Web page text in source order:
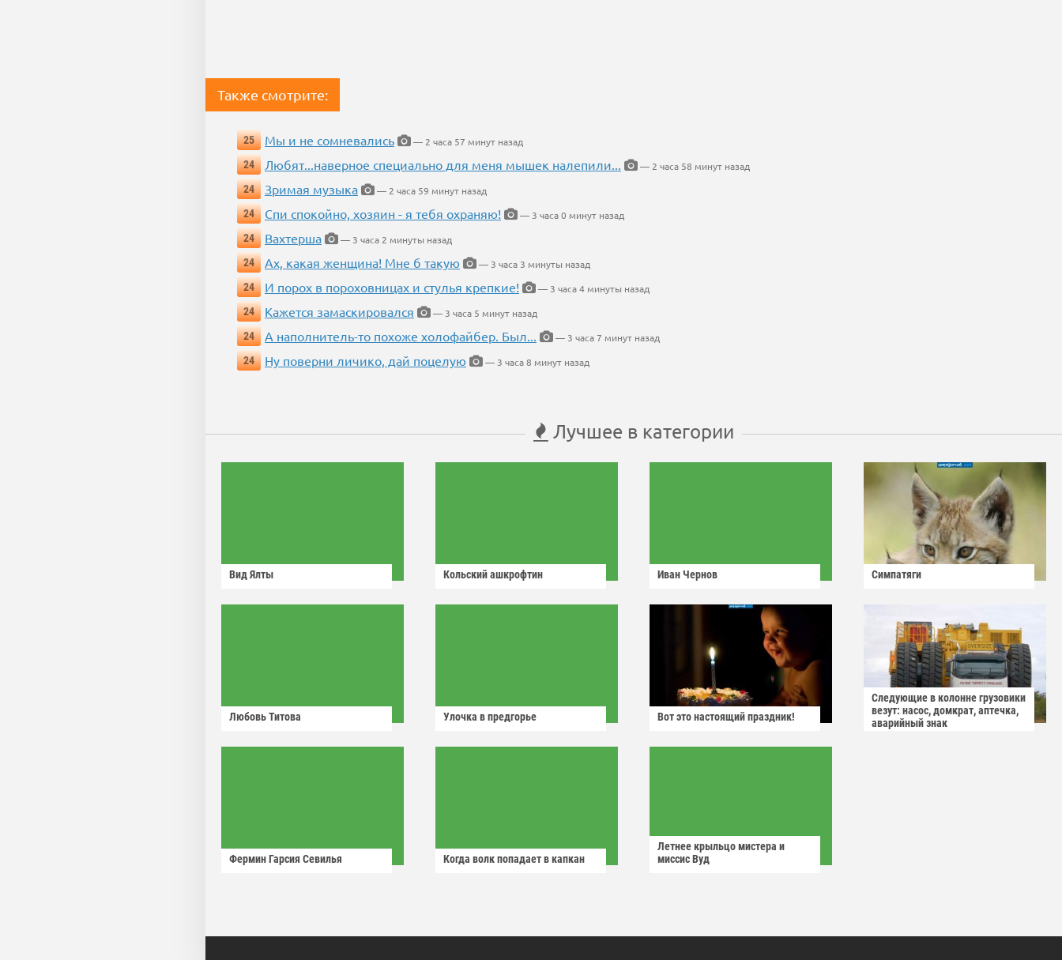
Также смотрите:
25 Мы и не сомневались
— 2 часа 57 минут назад
24
Любят...наверное специально для меня мышек налепили...
— 2 часа 58 минут назад
24
Зримая музыка
— 2 часа 59 минут назад
24
Спи спокойно, хозяин - я тебя охраняю!
— 3 часа 0 минут назад
24
Вахтерша
— 3 часа 2 минуты назад
24
Ах, какая женщина! Мне б такую
— 3 часа 3 минуты назад
24
И порох в пороховницах и стулья крепкие!
— 3 часа 4 минуты назад
24
Кажется замаскировался
— 3 часа 5 минут назад
24
А наполнитель-то похоже холофайбер. Был...
— 3 часа 7 минут назад
24
Ну поверни личико, дай поцелую — 3 часа 8 минут назад
Лучшее в категории
Вид Ялты Кольский ашкрофтин Иван Чернов Симпатяги
Любовь Титова Улочка в предгорье Вот это настоящий праздник!
Следующие в колонне грузовики
везут: насос, домкрат, аптечка,
аварийный знак
Фермин Гарсия Севилья Когда волк попадает в капкан
Летнее крыльцо мистера и
миссис Вуд